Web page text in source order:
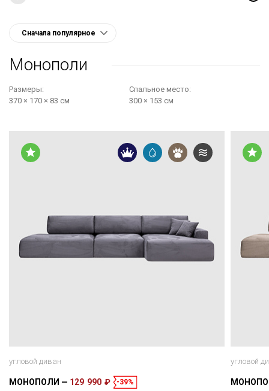
Монополи
Размеры:
370 × 170 × 83 см
Cпальное место:
300 × 153 см
угловой диван
МОНОПОЛИ 129 990 ₽ -39%
угловой